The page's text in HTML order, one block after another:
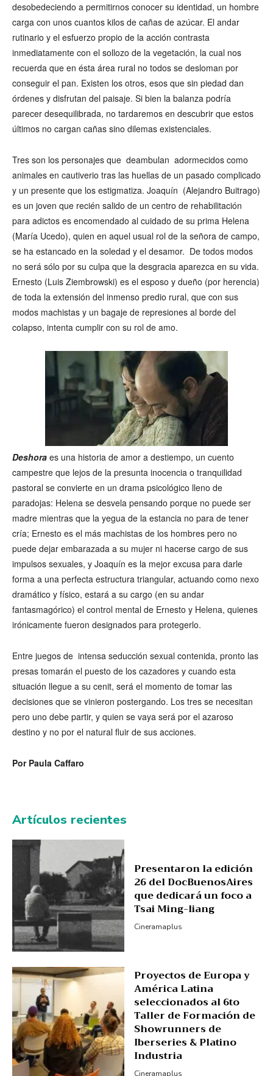
desobedeciendo a permitirnos conocer su identidad, un hombre
carga con unos cuantos kilos de cañas de azúcar. El andar
rutinario y el esfuerzo propio de la acción contrasta
inmediatamente con el sollozo de la vegetación, la cual nos
recuerda que en ésta área rural no todos se desloman por
conseguir el pan. Existen los otros, esos que sin piedad dan
órdenes y disfrutan del paisaje. Si bien la balanza podría
parecer desequilibrada, no tardaremos en descubrir que estos
últimos no cargan cañas sino dilemas existenciales.
Tres son los personajes que deambulan adormecidos como
animales en cautiverio tras las huellas de un pasado complicado
y un presente que los estigmatiza. Joaquín (Alejandro Buitrago)
es un joven que recién salido de un centro de rehabilitación
para adictos es encomendado al cuidado de su prima Helena
(María Ucedo), quien en aquel usual rol de la señora de campo,
se ha estancado en la soledad y el desamor. De todos modos
no será sólo por su culpa que la desgracia aparezca en su vida.
Ernesto (Luis Ziembrowski) es el esposo y dueño (por herencia)
de toda la extensión del inmenso predio rural, que con sus
modos machistas y un bagaje de represiones al borde del
colapso, intenta cumplir con su rol de amo.
Deshora es una historia de amor a destiempo, un cuento
campestre que lejos de la presunta inocencia o tranquilidad
pastoral se convierte en un drama psicológico lleno de
paradojas: Helena se desvela pensando porque no puede ser
madre mientras que la yegua de la estancia no para de tener
cría; Ernesto es el más machistas de los hombres pero no
puede dejar embarazada a su mujer ni hacerse cargo de sus
impulsos sexuales, y Joaquín es la mejor excusa para darle
forma a una perfecta estructura triangular, actuando como nexo
dramático y físico, estará a su cargo (en su andar
fantasmagórico) el control mental de Ernesto y Helena, quienes
irónicamente fueron designados para protegerlo.
Entre juegos de intensa seducción sexual contenida, pronto las
presas tomarán el puesto de los cazadores y cuando esta
situación llegue a su cenit, será el momento de tomar las
decisiones que se vinieron postergando. Los tres se necesitan
pero uno debe partir, y quien se vaya será por el azaroso
destino y no por el natural fluir de sus acciones.
Por Paula Caffaro
Artículos recientes
Presentaron la edición
26 del DocBuenosAires
que dedicará un foco a
Tsai Ming-liang
Cineramaplus
Proyectos de Europa y
América Latina
seleccionados al 6to
Taller de Formación de
Showrunners de
Iberseries & Platino
Industria
Cineramaplus